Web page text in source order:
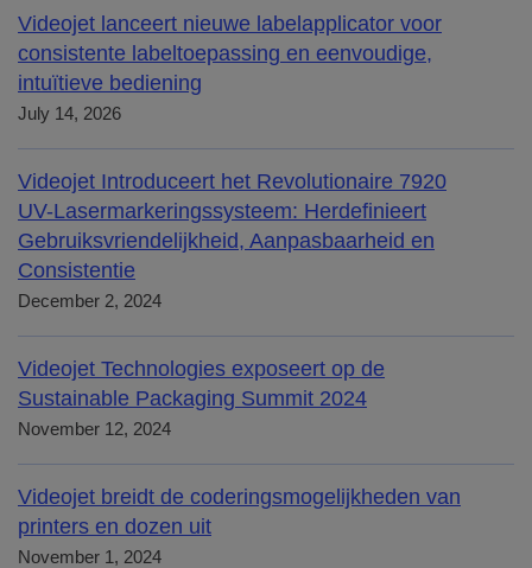
Videojet lanceert nieuwe labelapplicator voor
consistente labeltoepassing en eenvoudige,
intuïtieve bediening
July 14, 2026
Videojet Introduceert het Revolutionaire 7920
UV-Lasermarkeringssysteem: Herdefinieert
Gebruiksvriendelijkheid, Aanpasbaarheid en
Consistentie
December 2, 2024
Videojet Technologies exposeert op de
Sustainable Packaging Summit 2024
November 12, 2024
Videojet breidt de coderingsmogelijkheden van
printers en dozen uit
November 1, 2024